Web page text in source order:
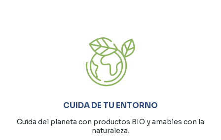
CUIDA DE TU ENTORNO
Cuida del planeta con productos BIO y amables con la
naturaleza.